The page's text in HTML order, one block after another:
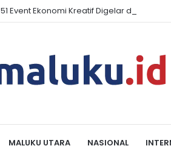
51 Event Ekonomi Kreatif Digelar di Ambon
MALUKU UTARA NASIONAL